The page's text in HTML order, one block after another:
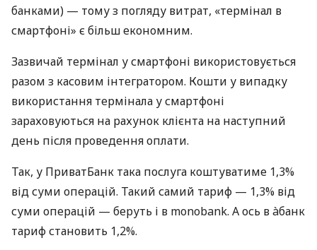
банками) — тому з погляду витрат, «термінал в
смартфоні» є більш економним.
Зазвичай термінал у смартфоні використовується
разом з касовим інтегратором. Кошти у випадку
використання термінала у смартфоні
зараховуються на рахунок клієнта на наступний
день після проведення оплати.
Так, у ПриватБанк така послуга коштуватиме 1,3%
від суми операцій. Такий самий тариф — 1,3% від
суми операцій — беруть і в monobank. А ось в àбанк
тариф становить 1,2%.